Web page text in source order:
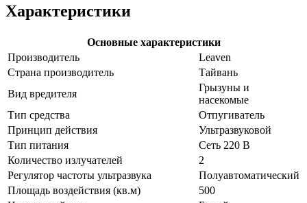
Характеристики
Основные характеристики
Производитель
Leaven
Страна производитель
Тайвань
Вид вредителя
Грызуны и
насекомые
Тип средства
Отпугиватель
Принцип действия
Ультразвуковой
Тип питания
Сеть 220 В
Количество излучателей
2
Регулятор частоты ультразвука
Полуавтоматический
Площадь воздействия (кв.м)
500